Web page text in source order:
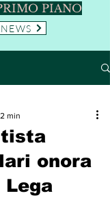
PIANO
onora
min